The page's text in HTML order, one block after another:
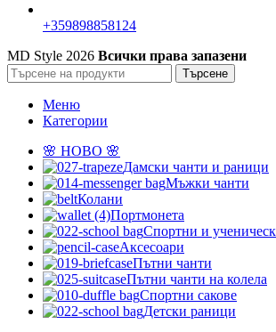
+359898858124
MD Style 2026 Всички права запазени
Търсене
Меню
Категории
🌸 НОВО 🌸
Дамски чанти и раници
Мъжки чанти
Колани
Портмонета
Спортни и
Аксесоари
Пътни чанти
Пътни чанти на колела
Спортни сакове
Детски рaници